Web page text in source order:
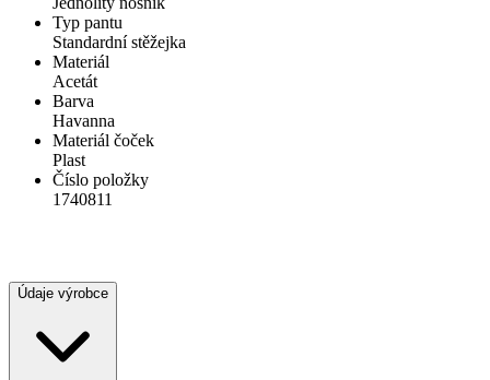
Typ pantu
Standardní stěžejka
Materiál
Acetát
Barva
Havanna
Materiál čoček
Plast
Číslo položky
1740811
Údaje výrobce